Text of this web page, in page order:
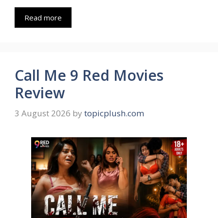
Read more
Call Me 9 Red Movies
Review
3 August 2026 by topicplush.com